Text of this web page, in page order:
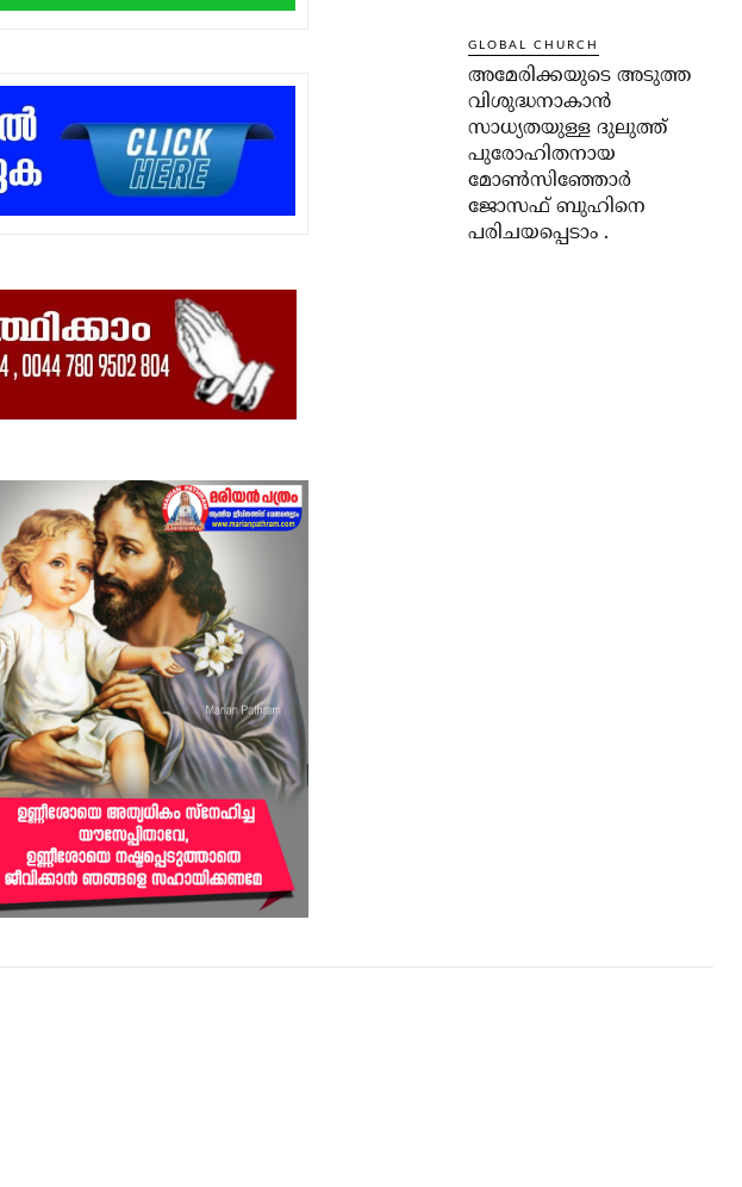
GLOBAL CHURCH
അമേരിക്കയുടെ അടുത്ത
വിശുദ്ധനാകാൻ
സാധ്യതയുള്ള ദുലുത്ത്
പുരോഹിതനായ
മോൺസിഞ്ഞോർ
ജോസഫ് ബുഹിനെ
പരിചയപ്പെടാം .